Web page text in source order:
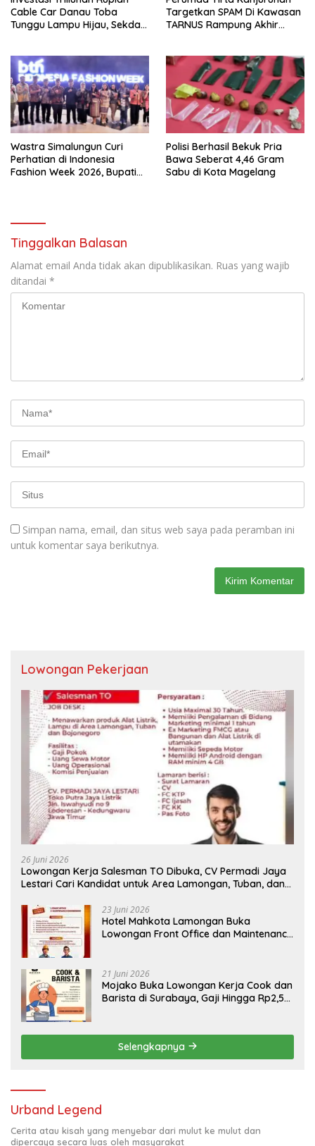
Cable Car Danau Toba
Tunggu Lampu Hijau, Sekda
Targetkan SPAM Di Kawasan
TARNUS Rampung Akhir
Wastra Simalungun Curi
Perhatian di Indonesia
Fashion Week 2026, Bupati
Polisi Berhasil Bekuk Pria
Bawa Seberat 4,46 Gram
Sabu di Kota Magelang
Tinggalkan Balasan
Alamat email Anda tidak akan dipublikasikan. Ruas yang wajib
ditandai *
Simpan nama, email, dan situs web saya pada peramban ini
untuk komentar saya berikutnya.
Lowongan Pekerjaan
26 Juni 2026
Lowongan Kerja Salesman TO Dibuka, CV Permadi Jaya
Lestari Cari Kandidat untuk Area Lamongan, Tuban, dan
23 Juni 2026
Hotel Mahkota Lamongan Buka
Lowongan Front Office dan Maintenance
21 Juni 2026
Mojako Buka Lowongan Kerja Cook dan
Barista di Surabaya, Gaji Hingga Rp2,5
Selengkapnya
Urband Legend
Cerita atau kisah yang menyebar dari mulut ke mulut dan
dipercaya secara luas oleh masyarakat